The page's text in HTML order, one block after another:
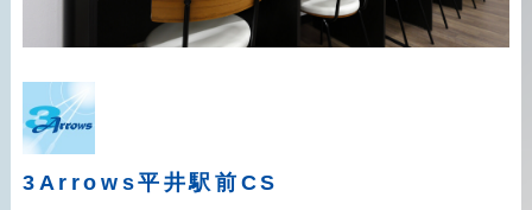
3Arrows平井駅前CS